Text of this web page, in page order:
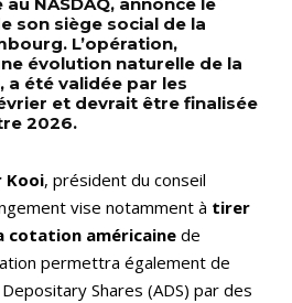
NASDAQ, annonce le
son siège social de la
L’opération,
évolution naturelle de la
été validée par les
et devrait être finalisée
2026.
Kooi, président du conseil
vise notamment à tirer
cotation américaine de
permettra également de
Shares (ADS) par des